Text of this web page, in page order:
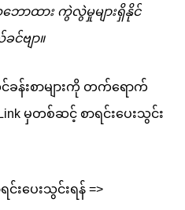
ဘောထား ကွဲလွဲမှုများရှိနိုင်
င်ဗျာ။
င်ခန်းစာများကို တက်ရောက်
မှတစ်ဆင့် စာရင်းပေးသွင်း
ပေးသွင်းရန် =>